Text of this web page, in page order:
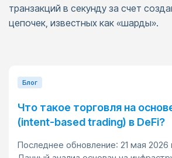
транзакций в секунду за счет
цепочек, известных как «шарды».
Блог
Что такое торговля на
(intent-based trading) в DeFi?
Последнее обновление: 21 мая 2026